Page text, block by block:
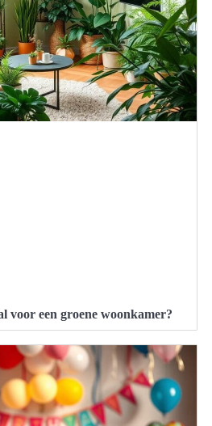
voor een groene woonkamer?